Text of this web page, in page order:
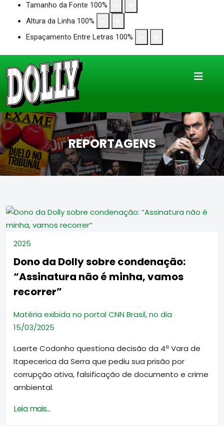
Tamanho da Fonte 100%
Altura da Linha 100%
Espaçamento Entre Letras 100%
REPORTAGENS
2025
Dono da Dolly sobre condenação:
“Assinatura não é minha, vamos
recorrer”
Matéria exibida no portal CNN Brasil, no dia
15/03/2025
Laerte Codonho questiona decisão da 4ª Vara de
Itapecerica da Serra que pediu sua prisão por
corrupção ativa, falsificação de documento e crime
ambiental.
Leia mais...